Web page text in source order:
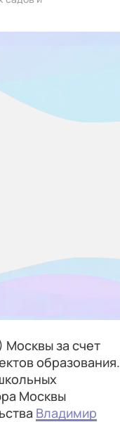
за счет
образования.
Москвы
Владимир